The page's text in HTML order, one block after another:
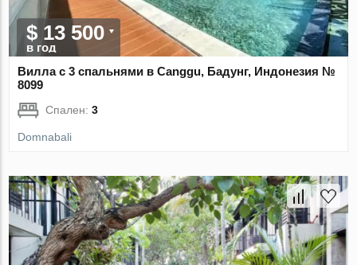
$ 13 500
в год
Вилла с 3 спальнями в Canggu, Бадунг, Индонезия №
8099
Спален:3
Domnabali